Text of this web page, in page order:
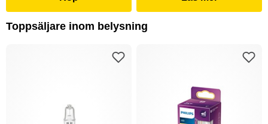
Toppsäljare inom belysning